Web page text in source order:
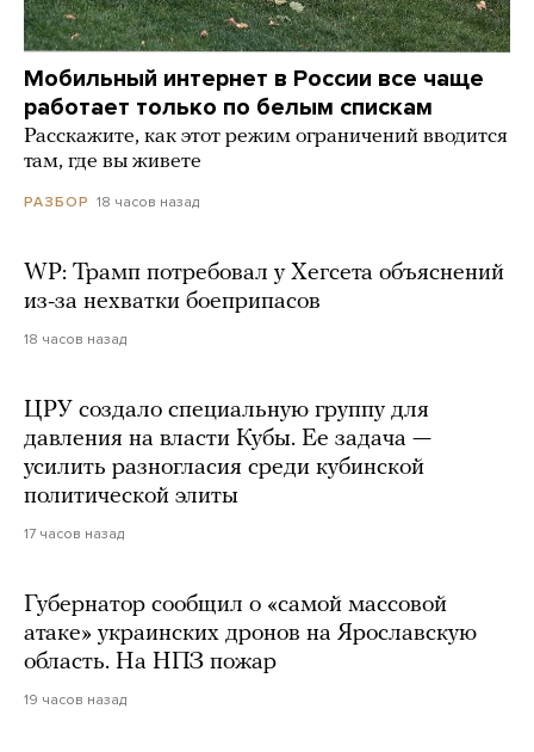
Мобильный интернет в России все чаще
работает только по белым спискам
Расскажите, как этот режим ограничений вводится
там, где вы живете
РАЗБОР 18 часов назад
WP: Трамп потребовал у Хегсета объяснений
из-за нехватки боеприпасов
18 часов назад
ЦРУ создало специальную группу для
давления на власти Кубы. Ее задача —
усилить разногласия среди кубинской
политической элиты
17 часов назад
Губернатор сообщил о «самой массовой
атаке» украинских дронов на Ярославскую
область. На НПЗ пожар
19 часов назад